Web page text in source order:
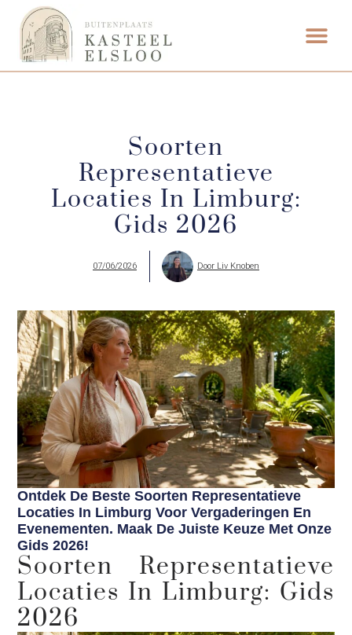
Soorten
Representatieve
Locaties In Limburg:
Gids 2026
07/06/2026 Door Liv Knoben
Ontdek De Beste Soorten Representatieve
Locaties In Limburg Voor Vergaderingen En
Evenementen. Maak De Juiste Keuze Met Onze
Gids 2026!
Soorten Representatieve
Locaties In Limburg: Gids
2026